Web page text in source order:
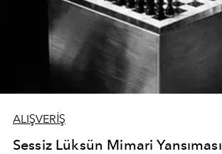
ALIŞVERİŞ
Sessiz Lüksün Mimari Yansıması